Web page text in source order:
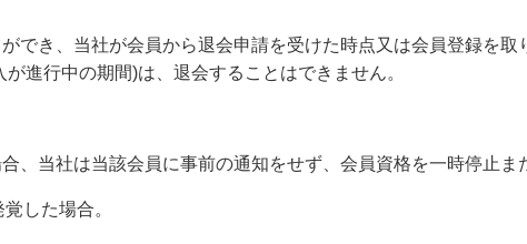
でき、当社が会員から退会申請を受けた時点又は会員登録を
進行中の期間)は、退会することはできません。
、当社は当該会員に事前の通知をせず、会員資格を一時停止ま
した場合。